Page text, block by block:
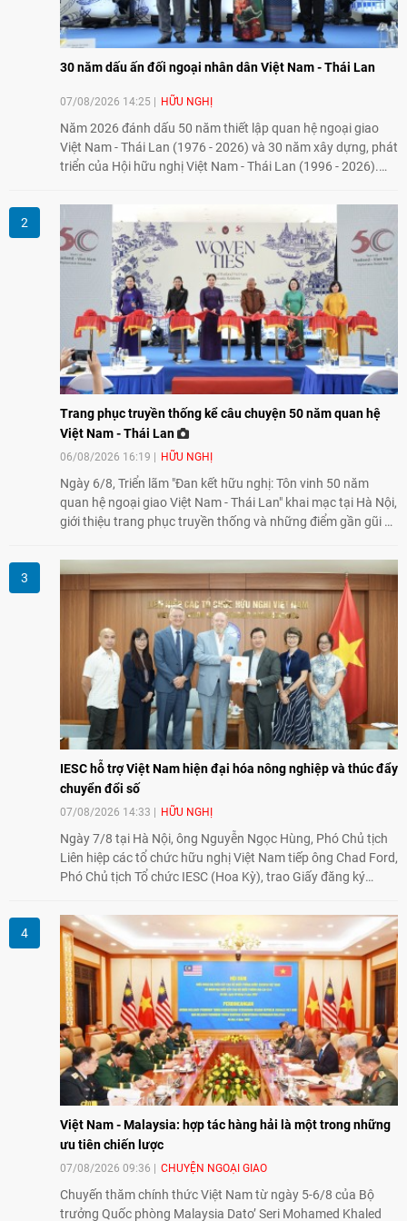
30 năm dấu ấn đối ngoại nhân dân Việt Nam - Thái Lan
07/08/2026 14:25 HỮU NGHỊ
Năm 2026 đánh dấu 50 năm thiết lập quan hệ ngoại giao
Việt Nam - Thái Lan (1976 - 2026) và 30 năm xây dựng, phát
triển của Hội hữu nghị Việt Nam - Thái Lan (1996 - 2026).
tình hữu nghị, đồng thời từng bước mở rộng hoạt động từ
giao lưu truyền thống sang kết nối địa phương, doanh
nghiệp, giáo dục, văn hóa và thế hệ trẻ, góp phần tăng
cường sự hiểu biết và hợp tác giữa nhân dân hai nước.
Trang phục truyền thống kể câu chuyện 50 năm quan hệ
Việt Nam - Thái Lan
06/08/2026 16:19 HỮU NGHỊ
Ngày 6/8, Triển lãm "Đan kết hữu nghị: Tôn vinh 50 năm
quan hệ ngoại giao Việt Nam - Thái Lan" khai mạc tại Hà Nội,
giới thiệu trang phục truyền thống và những điểm gần gũi về
giao lưu nhân dân trong chặng đường nửa thế kỷ quan hệ
song phương.
IESC hỗ trợ Việt Nam hiện đại hóa nông nghiệp và thúc đẩy
chuyển đổi số
07/08/2026 14:33 HỮU NGHỊ
Ngày 7/8 tại Hà Nội, ông Nguyễn Ngọc Hùng, Phó Chủ tịch
Liên hiệp các tổ chức hữu nghị Việt Nam tiếp ông Chad Ford,
Phó Chủ tịch Tổ chức IESC (Hoa Kỳ), trao Giấy đăng ký
đổi về định hướng triển khai Dự án "Mở rộng Thương mại
Nông nghiệp và An toàn thực phẩm Hoa Kỳ - Việt Nam",
hướng tới thúc đẩy chuyển đổi số, hiện đại hóa nông nghiệp
và mở rộng hợp tác phát triển giữa hai nước.
Việt Nam - Malaysia: hợp tác hàng hải là một trong những
ưu tiên chiến lược
07/08/2026 09:36 CHUYỆN NGOẠI GIAO
Chuyến thăm chính thức Việt Nam từ ngày 5-6/8 của Bộ
trưởng Quốc phòng Malaysia Dato’ Seri Mohamed Khaled